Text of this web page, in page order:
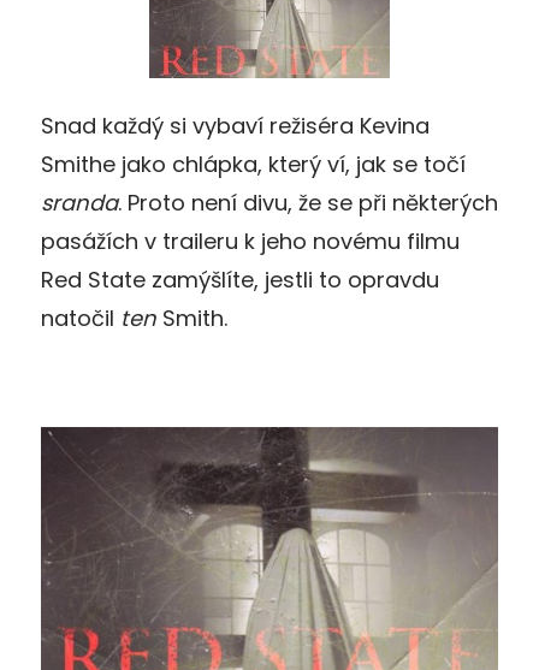
Snad každý si vybaví režiséra Kevina
Smithe jako chlápka, který ví, jak se točí
sranda. Proto není divu, že se při některých
pasážích v traileru k jeho novému filmu
Red State zamýšlíte, jestli to opravdu
natočil ten Smith.